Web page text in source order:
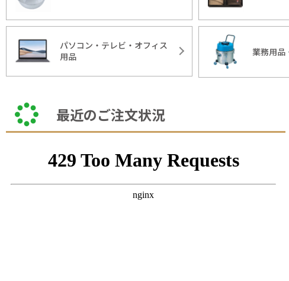
パソコン・テレビ・オフィス
用品
業務用品
最近のご注文状況